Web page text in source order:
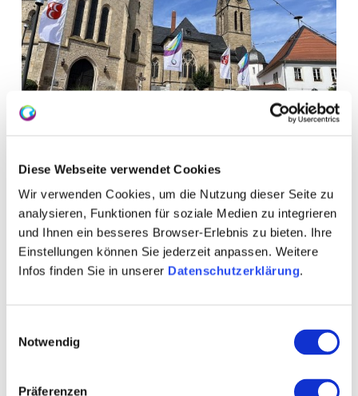
Diese Webseite verwendet Cookies
Wir verwenden Cookies, um die Nutzung dieser Seite zu
analysieren, Funktionen für soziale Medien zu integrieren
und Ihnen ein besseres Browser-Erlebnis zu bieten. Ihre
Einstellungen können Sie jederzeit anpassen. Weitere
Infos finden Sie in unserer Datenschutzerklärung.
Notwendig
Präferenzen
+ 4 weitere